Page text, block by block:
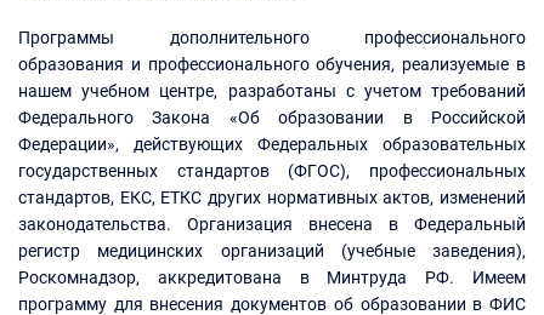
Программы дополнительного профессионального
образования и профессионального обучения, реализуемые в
нашем учебном центре, разработаны с учетом требований
Федерального Закона «Об образовании в Российской
Федерации», действующих Федеральных образовательных
государственных стандартов (ФГОС), профессиональных
стандартов, ЕКС, ЕТКС других нормативных актов, изменений
законодательства. Организация внесена в Федеральный
регистр медицинских организаций (учебные заведения),
Роскомнадзор, аккредитована в Минтруда РФ. Имеем
программу для внесения документов об образовании в ФИС